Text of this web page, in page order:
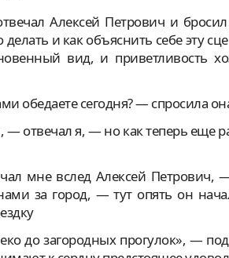
Алексей Петрович и
делать и как объяснить себе эту
вид, и приветливость
обедаете сегодня? — спросила
отвечал я, — но как теперь еще
мне вслед Алексей Петрович,
за город, — тут опять он
до загородных прогулок», —